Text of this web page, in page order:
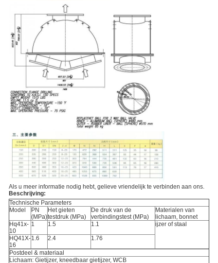
Als u meer informatie nodig hebt, gelieve vriendelijk te verbinden aan ons.
Beschrijving:
Technische Parameters
Model
PN
(MPa)
Het gieten
testdruk (MPa)
De druk van de
verbindingstest (MPa)
Materialen van
lichaam, bonnet
Hq41x-
10
1 1.5 1.1 ijzer of staal
HQ41X-
16
1.6 2.4 1.76
Postdeel & materiaal
Lichaam: Gietijzer, kneedbaar gietijzer, WCB